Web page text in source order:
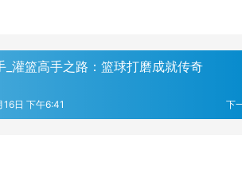
_灌篮高手之路：篮球打磨成就传奇
下
日 下午6:41